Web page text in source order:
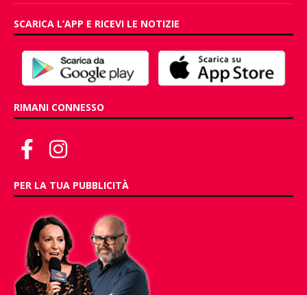
SCARICA L’APP E RICEVI LE NOTIZIE
RIMANI CONNESSO
PER LA TUA PUBBLICITÀ